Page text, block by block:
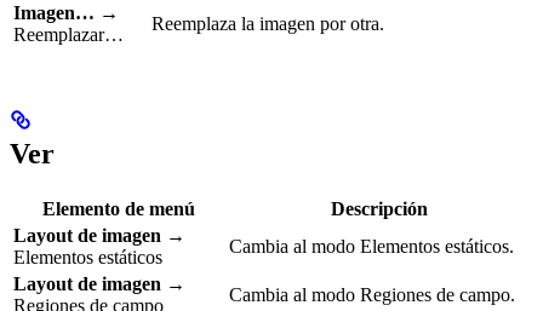
Imagen… →
Reemplazar…
Reemplaza la imagen por otra.
Ver
Elemento de menú
Descripción
Layout de imagen →
Elementos estáticos
Cambia al modo Elementos estáticos.
Layout de imagen →
Regiones de campo
Cambia al modo Regiones de campo.